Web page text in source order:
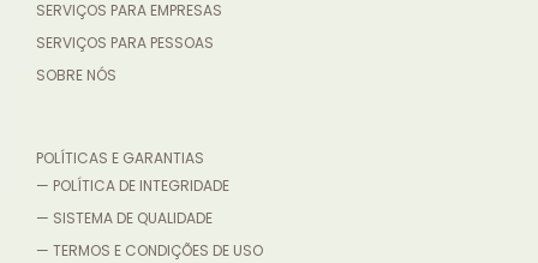
SERVIÇOS PARA EMPRESAS
SERVIÇOS PARA PESSOAS
SOBRE NÓS
POLÍTICAS E GARANTIAS
— POLÍTICA DE INTEGRIDADE
— SISTEMA DE QUALIDADE
— TERMOS E CONDIÇÕES DE USO